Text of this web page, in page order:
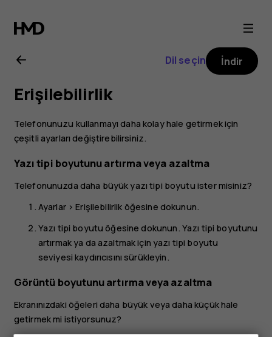
Nokia
3
kullanıcı
kılavuzu
Dil seçin İndir
Erişilebilirlik
Telefonunuzu kullanmayı daha kolay hale getirmek için
çeşitli ayarları değiştirebilirsiniz.
Yazı tipi boyutunu artırma veya azaltma
Telefonunuzda daha büyük yazı tipi boyutu ister misiniz?
Ayarlar>Erişilebilirlik öğesine dokunun.
Yazı tipi boyutu öğesine dokunun. Yazı tipi boyutunu
artırmak ya da azaltmak için yazı tipi boyutu
seviyesi kaydırıcısını sürükleyin.
Görüntü boyutunu artırma veya azaltma
Ekranınızdaki öğeleri daha büyük veya daha küçük hale
getirmek mi istiyorsunuz?